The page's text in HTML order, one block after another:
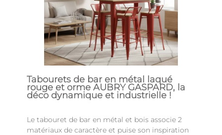
Tabourets de bar en métal laqué
rouge et orme AUBRY GASPARD, la
déco dynamique et industrielle !
Le tabouret de bar en métal et bois associe 2
matériaux de caractère et puise son inspiration